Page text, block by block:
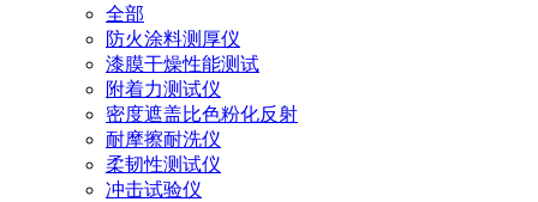
全部
防火涂料测厚仪
漆膜干燥性能测试
附着力测试仪
密度遮盖比色粉化反射
耐摩擦耐洗仪
柔韧性测试仪
冲击试验仪